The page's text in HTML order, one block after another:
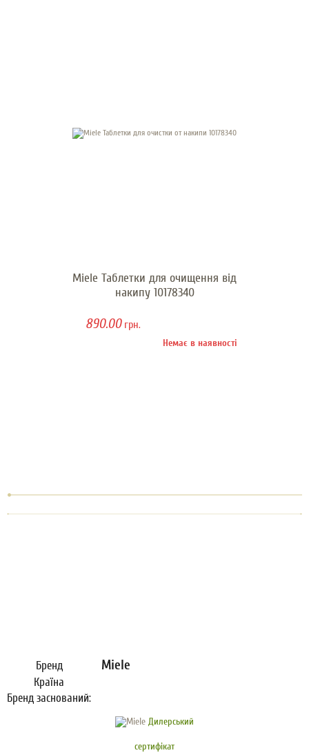
Miele Таблетки для очищення від
накипу 10178340
890.00грн.
Немає в наявності
Бренд Miele
Країна
Бренд заснований:
Дилерський
сертифікат